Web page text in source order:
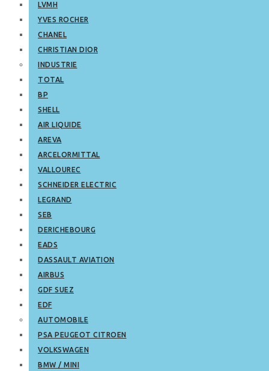
LVMH
YVES ROCHER
CHANEL
CHRISTIAN DIOR
INDUSTRIE
TOTAL
BP
SHELL
AIR LIQUIDE
AREVA
ARCELORMITTAL
VALLOUREC
SCHNEIDER ELECTRIC
LEGRAND
SEB
DERICHEBOURG
EADS
DASSAULT AVIATION
AIRBUS
GDF SUEZ
EDF
AUTOMOBILE
PSA PEUGEOT CITROEN
VOLKSWAGEN
BMW / MINI